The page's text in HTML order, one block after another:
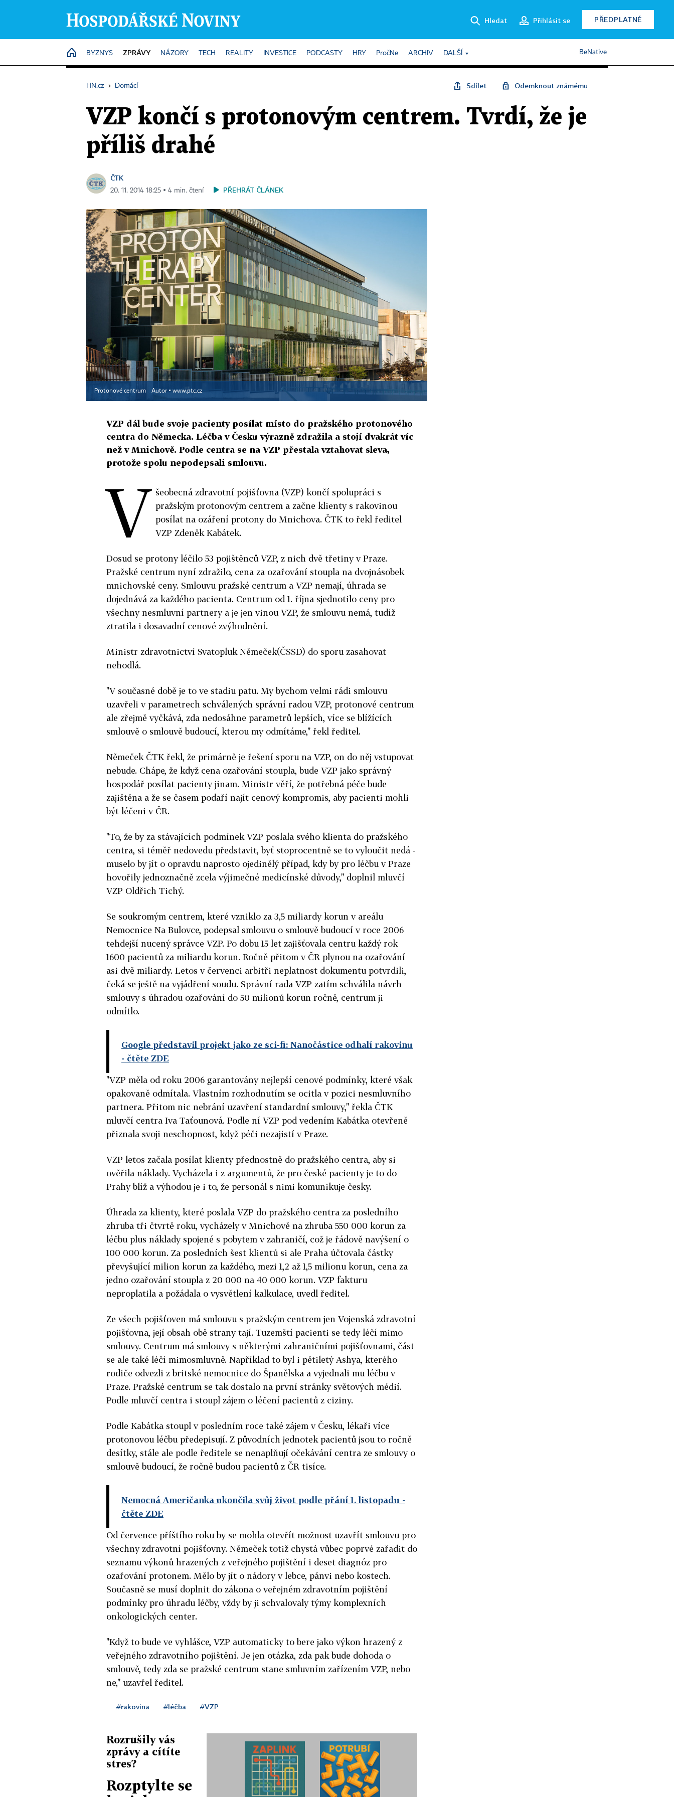
Hledat Přihlásit se PŘEDPLATNÉ
HOME
BYZNYS ZPRÁVY NÁZORY TECH REALITY INVESTICE PODCASTY HRY PročNe ARCHIV DALŠÍ BeNative
HN.cz › Domácí Sdílet Odemknout známému
VZP končí s protonovým centrem. Tvrdí, že je
příliš drahé
ČTK
20. 11. 2014 18:25 ▪ 4 min. čtení PŘEHRÁT ČLÁNEK
Protonové centrum Autor ▪www.ptc.cz
VZP dál bude svoje pacienty posílat místo do pražského protonového
centra do Německa. Léčba v Česku výrazně zdražila a stojí dvakrát víc
než v Mnichově. Podle centra se na VZP přestala vztahovat sleva,
protože spolu nepodepsali smlouvu.
V šeobecná zdravotní pojišťovna (VZP) končí spolupráci s
pražským protonovým centrem a začne klienty s rakovinou
posílat na ozáření protony do Mnichova. ČTK to řekl ředitel
VZP Zdeněk Kabátek.
Dosud se protony léčilo 53 pojištěnců VZP, z nich dvě třetiny v Praze.
Pražské centrum nyní zdražilo, cena za ozařování stoupla na dvojnásobek
mnichovské ceny. Smlouvu pražské centrum a VZP nemají, úhrada se
dojednává za každého pacienta. Centrum od 1. října sjednotilo ceny pro
všechny nesmluvní partnery a je jen vinou VZP, že smlouvu nemá, tudíž
ztratila i dosavadní cenové zvýhodnění.
Ministr zdravotnictví Svatopluk Němeček(ČSSD) do sporu zasahovat
nehodlá.
"V současné době je to ve stadiu patu. My bychom velmi rádi smlouvu
uzavřeli v parametrech schválených správní radou VZP, protonové centrum
ale zřejmě vyčkává, zda nedosáhne parametrů lepších, více se blížících
smlouvě o smlouvě budoucí, kterou my odmítáme," řekl ředitel.
Němeček ČTK řekl, že primárně je řešení sporu na VZP, on do něj vstupovat
nebude. Chápe, že když cena ozařování stoupla, bude VZP jako správný
hospodář posílat pacienty jinam. Ministr věří, že potřebná péče bude
zajištěna a že se časem podaří najít cenový kompromis, aby pacienti mohli
být léčeni v ČR.
"To, že by za stávajících podmínek VZP poslala svého klienta do pražského
centra, si téměř nedovedu představit, byť stoprocentně se to vyloučit nedá -
muselo by jít o opravdu naprosto ojedinělý případ, kdy by pro léčbu v Praze
hovořily jednoznačně zcela výjimečné medicínské důvody," doplnil mluvčí
VZP Oldřich Tichý.
Se soukromým centrem, které vzniklo za 3,5 miliardy korun v areálu
Nemocnice Na Bulovce, podepsal smlouvu o smlouvě budoucí v roce 2006
tehdejší nucený správce VZP. Po dobu 15 let zajišťovala centru každý rok
1600 pacientů za miliardu korun. Ročně přitom v ČR plynou na ozařování
asi dvě miliardy. Letos v červenci arbitři neplatnost dokumentu potvrdili,
čeká se ještě na vyjádření soudu. Správní rada VZP zatím schválila návrh
smlouvy s úhradou ozařování do 50 milionů korun ročně, centrum ji
odmítlo.
Google představil projekt jako ze sci-fi: Nanočástice odhalí rakovinu
- čtěte ZDE
"VZP měla od roku 2006 garantovány nejlepší cenové podmínky, které však
opakovaně odmítala. Vlastním rozhodnutím se ocitla v pozici nesmluvního
partnera. Přitom nic nebrání uzavření standardní smlouvy," řekla ČTK
mluvčí centra Iva Taťounová. Podle ní VZP pod vedením Kabátka otevřeně
přiznala svoji neschopnost, když péči nezajistí v Praze.
VZP letos začala posílat klienty přednostně do pražského centra, aby si
ověřila náklady. Vycházela i z argumentů, že pro české pacienty je to do
Prahy blíž a výhodou je i to, že personál s nimi komunikuje česky.
Úhrada za klienty, které poslala VZP do pražského centra za posledního
zhruba tři čtvrtě roku, vycházely v Mnichově na zhruba 550 000 korun za
léčbu plus náklady spojené s pobytem v zahraničí, což je řádově navýšení o
100 000 korun. Za posledních šest klientů si ale Praha účtovala částky
převyšující milion korun za každého, mezi 1,2 až 1,5 milionu korun, cena za
jedno ozařování stoupla z 20 000 na 40 000 korun. VZP fakturu
neproplatila a požádala o vysvětlení kalkulace, uvedl ředitel.
Ze všech pojišťoven má smlouvu s pražským centrem jen Vojenská zdravotní
pojišťovna, její obsah obě strany tají. Tuzemští pacienti se tedy léčí mimo
smlouvy. Centrum má smlouvy s některými zahraničními pojišťovnami, část
se ale také léčí mimosmluvně. Například to byl i pětiletý Ashya, kterého
rodiče odvezli z britské nemocnice do Španělska a vyjednali mu léčbu v
Praze. Pražské centrum se tak dostalo na první stránky světových médií.
Podle mluvčí centra i stoupl zájem o léčení pacientů z ciziny.
Podle Kabátka stoupl v posledním roce také zájem v Česku, lékaři více
protonovou léčbu předepisují. Z původních jednotek pacientů jsou to ročně
desítky, stále ale podle ředitele se nenaplňují očekávání centra ze smlouvy o
smlouvě budoucí, že ročně budou pacientů z ČR tisíce.
Nemocná Američanka ukončila svůj život podle přání 1. listopadu -
čtěte ZDE
Od července příštího roku by se mohla otevřít možnost uzavřít smlouvu pro
všechny zdravotní pojišťovny. Němeček totiž chystá vůbec poprvé zařadit do
seznamu výkonů hrazených z veřejného pojištění i deset diagnóz pro
ozařování protonem. Mělo by jít o nádory v lebce, pánvi nebo kostech.
Současně se musí doplnit do zákona o veřejném zdravotním pojištění
podmínky pro úhradu léčby, vždy by ji schvalovaly týmy komplexních
onkologických center.
"Když to bude ve vyhlášce, VZP automaticky to bere jako výkon hrazený z
veřejného zdravotního pojištění. Je jen otázka, zda pak bude dohoda o
smlouvě, tedy zda se pražské centrum stane smluvním zařízením VZP, nebo
ne," uzavřel ředitel.
#rakovina #léčba #VZP
Rozrušily vás
zprávy a cítíte
stres?
Rozptylte se